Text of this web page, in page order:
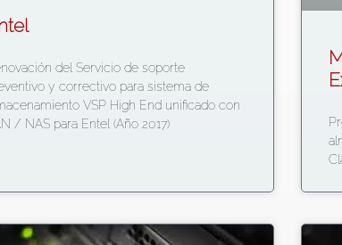
del Servicio de soporte
y correctivo para sistema de
VSP High End unificado con
/ NAS para Entel (Año 2017)